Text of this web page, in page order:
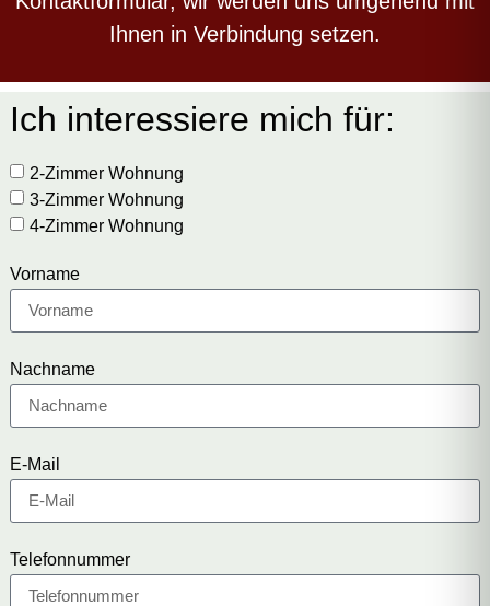
Ihnen in Verbindung setzen.
Ich interessiere mich für:
2-Zimmer Wohnung
3-Zimmer Wohnung
4-Zimmer Wohnung
Vorname
Nachname
E-Mail
Telefonnummer